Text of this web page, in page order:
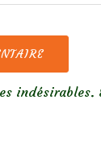
indésirables.